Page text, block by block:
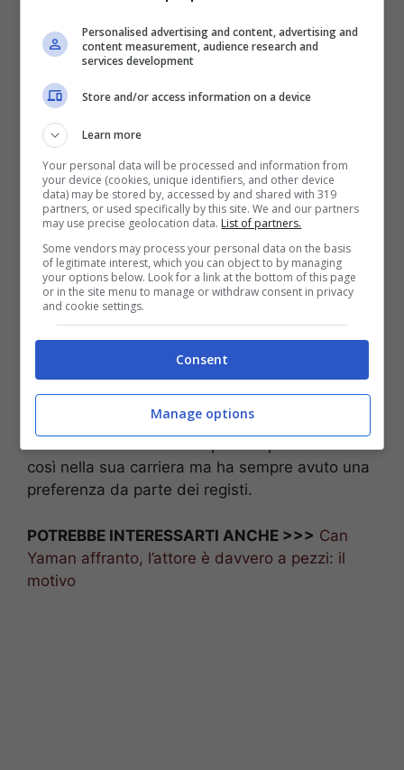
Ned Beatty, i ruoli che
l’hanno reso celebre
Un’altra nota pellicola del cinema americano e
Tutti gli uomini del presidente
non ebbe alcun ruolo di spicco. Spesso è stato
così nella sua carriera ma ha sempre avuto una
preferenza da parte dei registi.
POTREBBE INTERESSARTI ANCHE >>> Can
Yaman affranto, l’attore è davvero a pezzi: il
motivo
Personalised advertising and content, advertising and
content measurement, audience research and
services development
Store and/or access information on a device
Learn more
Your personal data will be processed and information from
your device (cookies, unique identifiers, and other device
data) may be stored by, accessed by and shared with 319
partners, or used specifically by this site. We and our partners
may use precise geolocation data. List of partners.
Some vendors may process your personal data on the basis
of legitimate interest, which you can object to by managing
your options below. Look for a link at the bottom of this page
or in the site menu to manage or withdraw consent in privacy
and cookie settings.
Consent
Manage options